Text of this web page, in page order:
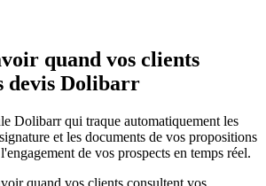
quand vos clients
devis Dolibarr
Dolibarr qui traque automatiquement les
et les documents de vos propositions
de vos prospects en temps réel.